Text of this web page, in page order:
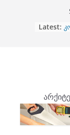
Latest: